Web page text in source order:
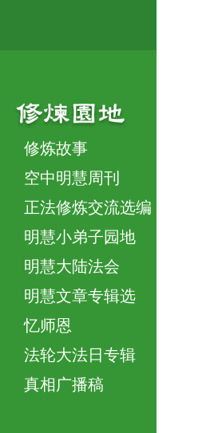
修炼故事
空中明慧周刊
正法修炼交流选编
明慧小弟子园地
明慧大陆法会
明慧文章专辑选
忆师恩
法轮大法日专辑
真相广播稿